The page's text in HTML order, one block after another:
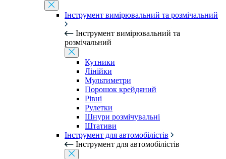
Інструмент вимірювальний та розмічальний
Інструмент вимірювальний та
розмічальний
Кутники
Лінійки
Мультиметри
Порошок крейдяний
Рівні
Рулетки
Шнури розмічувальні
Штативи
Інструмент для автомобілістів
Інструмент для автомобілістів